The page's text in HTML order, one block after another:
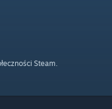
Steam.